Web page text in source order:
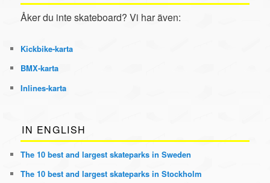
Åker du inte skateboard? Vi har även:
Kickbike-karta
BMX-karta
Inlines-karta
IN ENGLISH
The 10 best and largest skateparks in Sweden
The 10 best and largest skateparks in Stockholm